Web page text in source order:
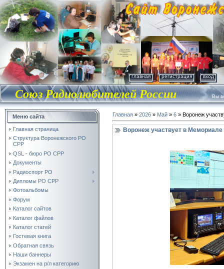
главная регистрация вход
Союз Радиолюбителей России Вы
Меню сайта
Главная страница
Структура Воронежского РО
СРР
QSL - бюро РО СРР
Документы
Радиоспорт РО
Дипломы РО СРР
Фотоальбомы
Форум
Каталог сайтов
Каталог файлов
Каталог статей
Гостевая книга
Обратная связь
Наши баннеры
Экзамен на р/л категорию
Главная » 2026 » Май » 6 » Воронеж
Воронеж участвует в